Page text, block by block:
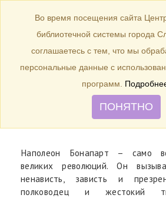
Toggle
navigation
БИБЛИОТЕКА
2000 год – 25 лет
издана книга Б.Т.
«Женщины
Наполеон Бонапарт – само
великих революций. Он
ненависть, зависть и
полководец и жестокий
Во время посещения сайта
библиотечной системы города
соглашаетесь с тем, что мы
персональные данные с
программ.
ПОНЯТНО